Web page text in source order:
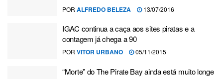
POR ALFREDO BELEZA 13/07/2016
IGAC continua a caça aos sites piratas e a
contagem já chega a 90
POR VITOR URBANO 05/11/2015
“Morte” do The Pirate Bay ainda está muito longe